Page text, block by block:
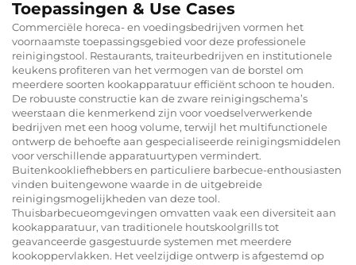
Toepassingen & Use Cases
Commerciële horeca- en voedingsbedrijven vormen het
voornaamste toepassingsgebied voor deze professionele
reinigingstool. Restaurants, traiteurbedrijven en institutionele
keukens profiteren van het vermogen van de borstel om
meerdere soorten kookapparatuur efficiënt schoon te houden.
De robuuste constructie kan de zware reinigingschema’s
weerstaan die kenmerkend zijn voor voedselverwerkende
bedrijven met een hoog volume, terwijl het multifunctionele
ontwerp de behoefte aan gespecialiseerde reinigingsmiddelen
voor verschillende apparatuurtypen vermindert.
Buitenkookliefhebbers en particuliere barbecue-enthousiasten
vinden buitengewone waarde in de uitgebreide
reinigingsmogelijkheden van deze tool.
Thuisbarbecueomgevingen omvatten vaak een diversiteit aan
kookapparatuur, van traditionele houtskoolgrills tot
geavanceerde gasgestuurde systemen met meerdere
kookoppervlakken. Het veelzijdige ontwerp is afgestemd op